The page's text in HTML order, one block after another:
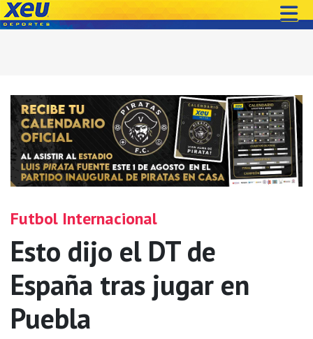
Futbol Internacional
Esto dijo el DT de
España tras jugar en
Puebla